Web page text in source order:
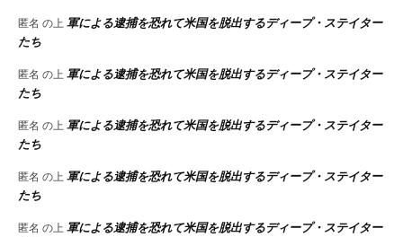
匿名 の上 軍による逮捕を恐れて米国を脱出するディープ・ステイター
たち
匿名 の上 軍による逮捕を恐れて米国を脱出するディープ・ステイター
たち
匿名 の上 軍による逮捕を恐れて米国を脱出するディープ・ステイター
たち
匿名 の上 軍による逮捕を恐れて米国を脱出するディープ・ステイター
たち
匿名 の上 軍による逮捕を恐れて米国を脱出するディープ・ステイター